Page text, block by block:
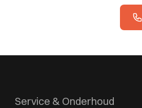
Service & Onderhoud